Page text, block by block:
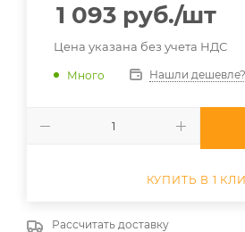
1 093 руб./шт
Цена указана без учета НДС
Много Нашли дешевле?
КУПИТЬ В 1
Рассчитать доставку